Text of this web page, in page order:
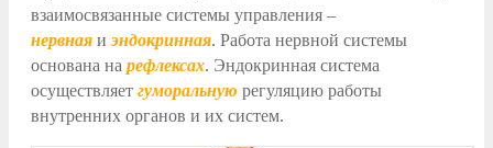
взаимосвязанные системы управления –
нервная иэндокринная. Работа нервной системы
основана на рефлексах. Эндокринная система
осуществляет гуморальную регуляцию работы
внутренних органов и их систем.